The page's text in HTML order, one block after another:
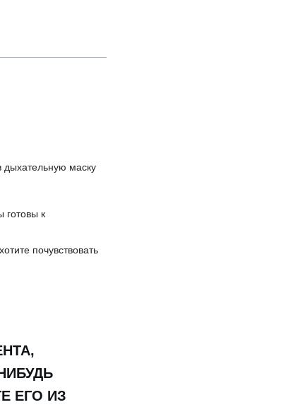
дыхательную маску
готовы к
почувствовать
ЕГО ИЗ